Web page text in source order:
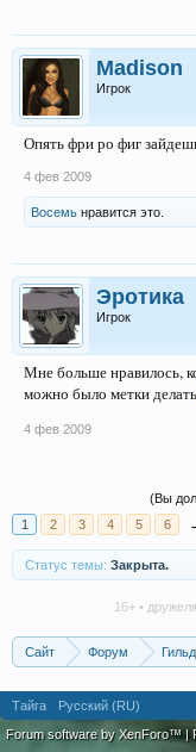
Madison
Игрок
Опять фри ро фиг
4 фев 2009
Восемь нравится это.
Эротика
Игрок
Мне больше нравилось,
можно было метки делать
4 фев 2009
(Вы
1
2 3 4 5 6
Статус темы: Закрыта.
16+ •
Сайт Форум
Тайга Русский (RU)
Forum software by XenForo™ |